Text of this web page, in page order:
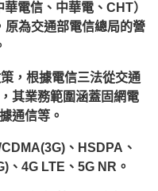
電信、中華電、CHT）
原為交通部電信總局的營
，根據電信三法從交通
其業務範圍涵蓋固網電
通信等。
、HSDPA、
、4G LTE、5G NR。